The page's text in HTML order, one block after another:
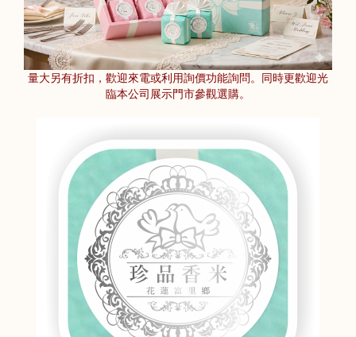
量大另有折扣，歡迎來電或利用詢價功能詢問。同時更歡迎光
臨本公司展示門市參觀選購。